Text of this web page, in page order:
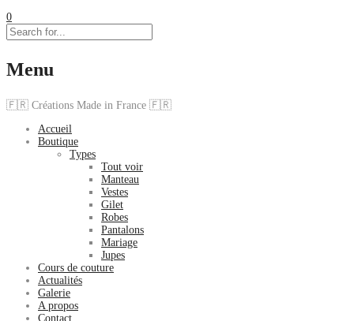
0
Menu
🇫🇷 Créations Made in France 🇫🇷
Accueil
Boutique
Types
Tout voir
Manteau
Vestes
Gilet
Robes
Pantalons
Mariage
Jupes
Cours de couture
Actualités
Galerie
A propos
Contact